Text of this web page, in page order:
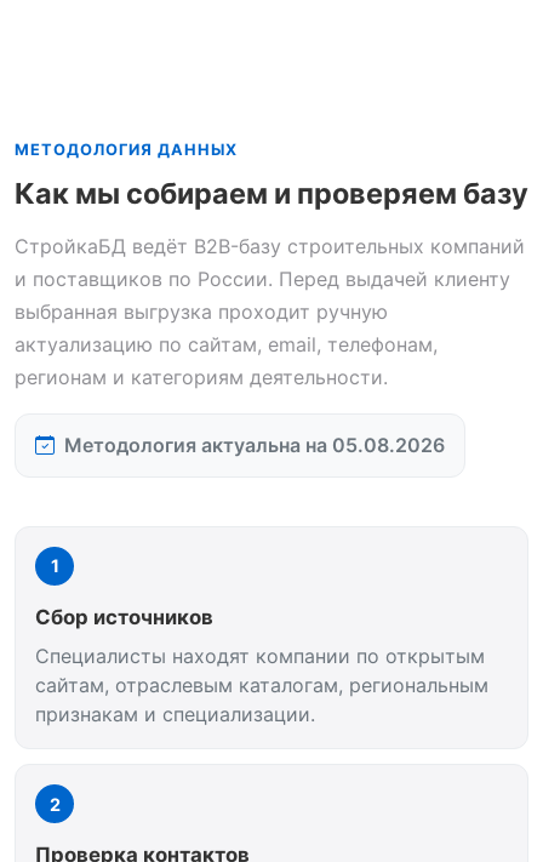
МЕТОДОЛОГИЯ ДАННЫХ
Как мы собираем и проверяем базу
СтройкаБД ведёт B2B-базу строительных компаний
и поставщиков по России. Перед выдачей клиенту
выбранная выгрузка проходит ручную
актуализацию по сайтам, email, телефонам,
регионам и категориям деятельности.
Методология актуальна на 05.08.2026
1
Сбор источников
Специалисты находят компании по открытым
сайтам, отраслевым каталогам, региональным
признакам и специализации.
2
Проверка контактов